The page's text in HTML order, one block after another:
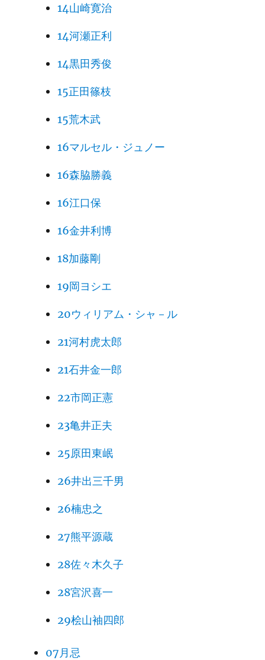
14山崎寛治
14河瀬正利
14黒田秀俊
15正田篠枝
15荒木武
16マルセル・ジュノー
16森脇勝義
16江口保
16金井利博
18加藤剛
19岡ヨシエ
20ウィリアム・シャ－ル
21河村虎太郎
21石井金一郎
22市岡正憲
23亀井正夫
25原田東岷
26井出三千男
26楠忠之
27熊平源蔵
28佐々木久子
28宮沢喜一
29桧山袖四郎
07月忌